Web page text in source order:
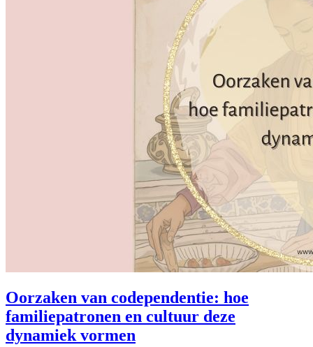
Oorzaken van codependentie: hoe
familiepatronen en cultuur deze
dynamiek vormen